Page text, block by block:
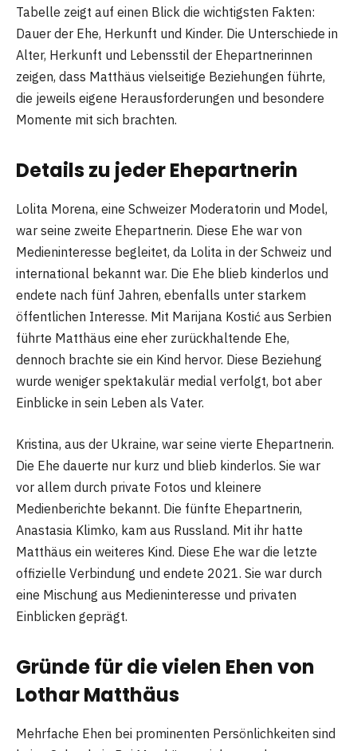
Tabelle zeigt auf einen Blick die wichtigsten Fakten:
Dauer der Ehe, Herkunft und Kinder. Die Unterschiede in
Alter, Herkunft und Lebensstil der Ehepartnerinnen
zeigen, dass Matthäus vielseitige Beziehungen führte,
die jeweils eigene Herausforderungen und besondere
Momente mit sich brachten.
Details zu jeder Ehepartnerin
Lolita Morena, eine Schweizer Moderatorin und Model,
war seine zweite Ehepartnerin. Diese Ehe war von
Medieninteresse begleitet, da Lolita in der Schweiz und
international bekannt war. Die Ehe blieb kinderlos und
endete nach fünf Jahren, ebenfalls unter starkem
öffentlichen Interesse. Mit Marijana Kostić aus Serbien
führte Matthäus eine eher zurückhaltende Ehe,
dennoch brachte sie ein Kind hervor. Diese Beziehung
wurde weniger spektakulär medial verfolgt, bot aber
Einblicke in sein Leben als Vater.
Kristina, aus der Ukraine, war seine vierte Ehepartnerin.
Die Ehe dauerte nur kurz und blieb kinderlos. Sie war
vor allem durch private Fotos und kleinere
Medienberichte bekannt. Die fünfte Ehepartnerin,
Anastasia Klimko, kam aus Russland. Mit ihr hatte
Matthäus ein weiteres Kind. Diese Ehe war die letzte
offizielle Verbindung und endete 2021. Sie war durch
eine Mischung aus Medieninteresse und privaten
Einblicken geprägt.
Gründe für die vielen Ehen von
Lothar Matthäus
Mehrfache Ehen bei prominenten Persönlichkeiten sind